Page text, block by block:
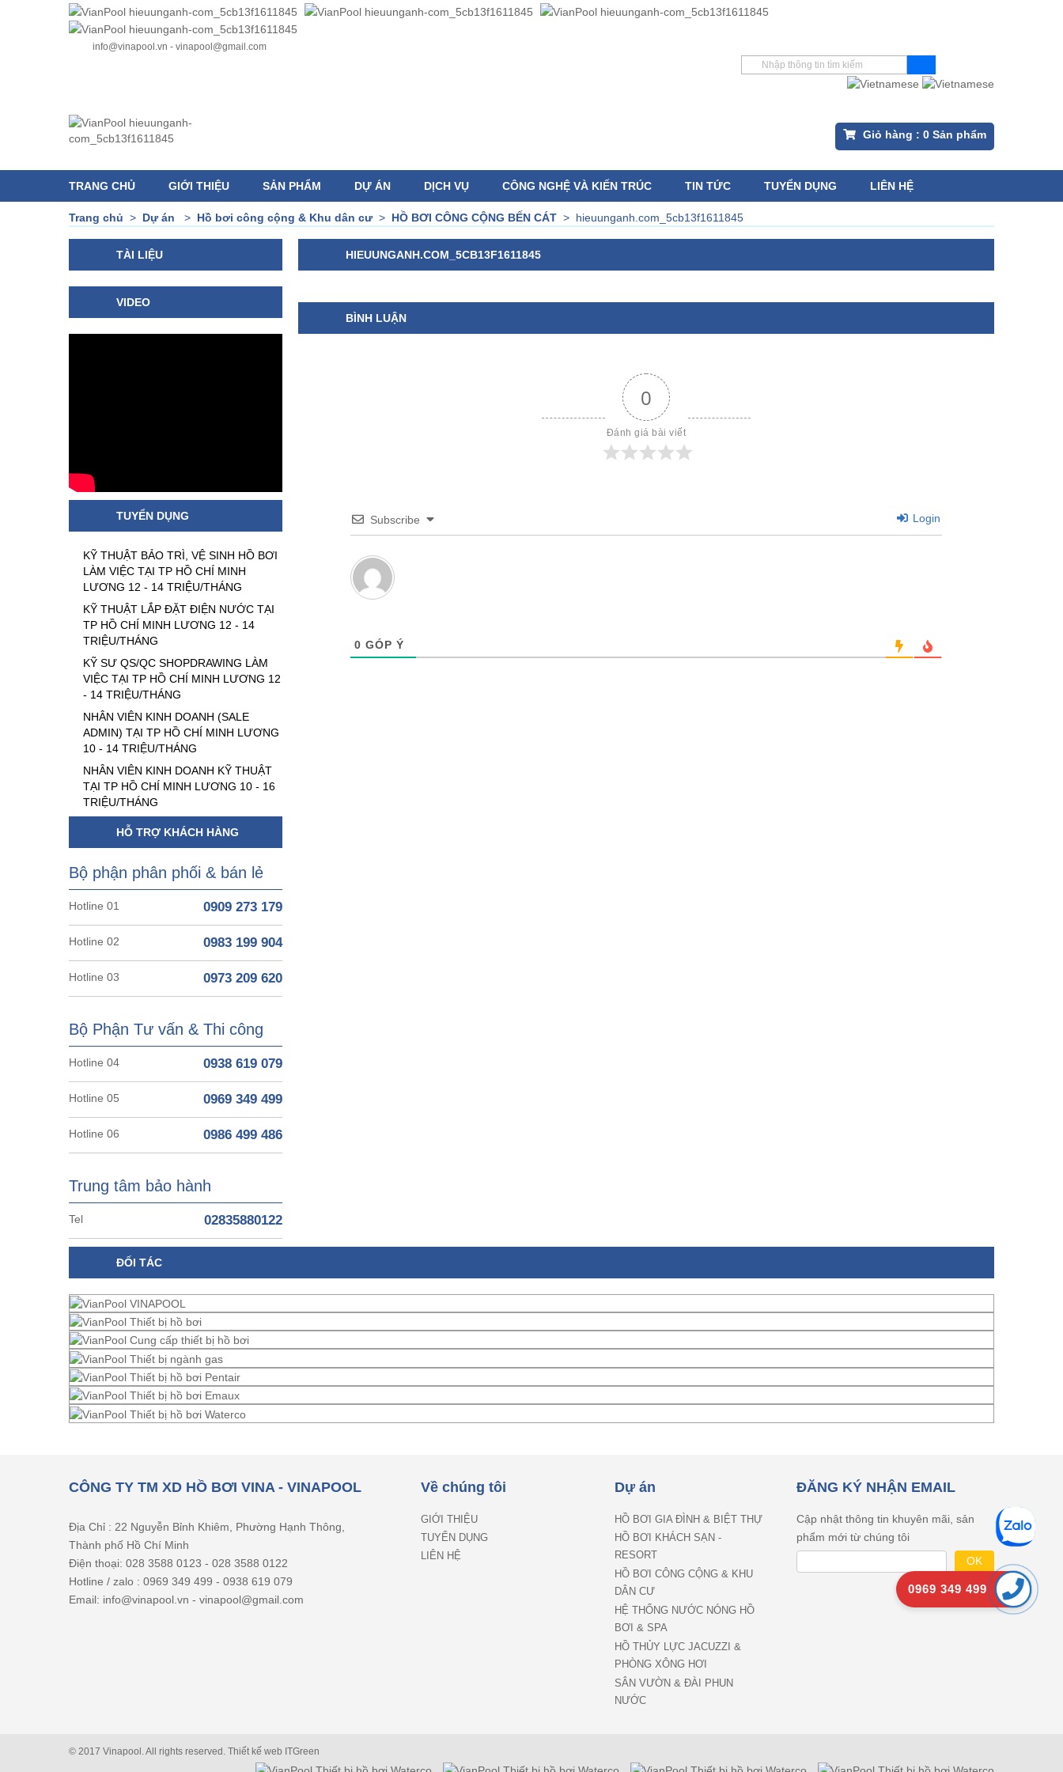
info@vinapool.vn - vinapool@gmail.com
Giỏ hàng : 0 Sản phẩm
TRANG CHỦ GIỚI THIỆU SẢN PHẨM DỰ ÁN DỊCH VỤ CÔNG NGHỆ VÀ KIẾN TRÚC TIN TỨC TUYỂN DỤNG LIÊN HỆ
Trang chủ > Dự án > Hồ bơi công cộng & Khu dân cư> HỒ BƠI CÔNG CỘNG BẾN CÁT > hieuunganh.com_5cb13f1611845
TÀI LIỆU
VIDEO
TUYỂN DỤNG
KỸ THUẬT BẢO TRÌ, VỆ SINH HỒ BƠI
LÀM VIỆC TẠI TP HỒ CHÍ MINH
LƯƠNG 12 - 14 TRIỆU/THÁNG
KỸ THUẬT LẮP ĐẶT ĐIỆN NƯỚC TẠI
TP HỒ CHÍ MINH LƯƠNG 12 - 14
TRIỆU/THÁNG
KỸ SƯ QS/QC SHOPDRAWING LÀM
VIỆC TẠI TP HỒ CHÍ MINH LƯƠNG 12
- 14 TRIỆU/THÁNG
NHÂN VIÊN KINH DOANH (SALE
ADMIN) TẠI TP HỒ CHÍ MINH LƯƠNG
10 - 14 TRIỆU/THÁNG
NHÂN VIÊN KINH DOANH KỸ THUẬT
TẠI TP HỒ CHÍ MINH LƯƠNG 10 - 16
TRIỆU/THÁNG
HỖ TRỢ KHÁCH HÀNG
Bộ phận phân phối & bán lẻ
Hotline 01 0909 273 179
Hotline 02 0983 199 904
Hotline 03 0973 209 620
Bộ Phận Tư vấn & Thi công
Hotline 04 0938 619 079
Hotline 05 0969 349 499
Hotline 06 0986 499 486
Trung tâm bảo hành
Tel 02835880122
HIEUUNGANH.COM_5CB13F1611845
BÌNH LUẬN
0
Đánh giá bài viết
Subscribe Login
0 GÓP Ý
ĐỐI TÁC
CÔNG TY TM XD HỒ BƠI VINA - VINAPOOL
Địa Chỉ : 22 Nguyễn Bỉnh Khiêm, Phường Hạnh Thông,
Thành phố Hồ Chí Minh
Điện thoại: 028 3588 0123 - 028 3588 0122
Hotline / zalo : 0969 349 499 - 0938 619 079
Email: info@vinapool.vn - vinapool@gmail.com
Về chúng tôi
GIỚI THIỆU
TUYỂN DỤNG
LIÊN HỆ
Dự án
HỒ BƠI GIA ĐÌNH & BIỆT THỰ
HỒ BƠI KHÁCH SẠN -
RESORT
HỒ BƠI CÔNG CỘNG & KHU
DÂN CƯ
HỆ THỐNG NƯỚC NÓNG HỒ
BƠI & SPA
HỒ THỦY LỰC JACUZZI &
PHÒNG XÔNG HƠI
SÂN VƯỜN & ĐÀI PHUN
NƯỚC
ĐĂNG KÝ NHẬN EMAIL
Cập nhật thông tin khuyên mãi, sản
phẩm mới từ chúng tôi
© 2017 Vinapool. All rights reserved. Thiết kế web ITGreen
0969 349 499